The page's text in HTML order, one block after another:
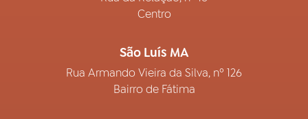
Centro
São Luís MA
Rua Armando Vieira da Silva, nº 126
Bairro de Fátima